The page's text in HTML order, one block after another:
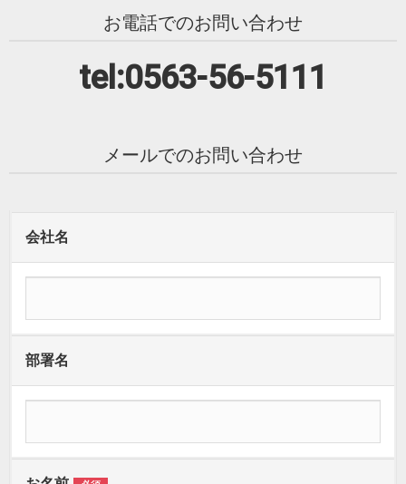
お電話でのお問い合わせ
tel:0563-56-5111
メールでのお問い合わせ
会社名
部署名